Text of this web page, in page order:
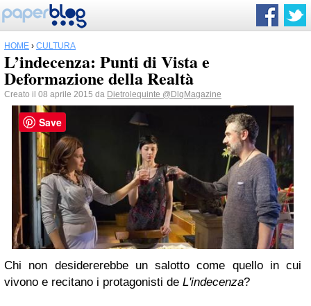
HOME › CULTURA
L’indecenza: Punti di Vista e
Deformazione della Realtà
Creato il 08 aprile 2015 da Dietrolequinte @DlqMagazine
Chi non desidererebbe un salotto come quello in cui
vivono e recitano i protagonisti de L'indecenza?
Save